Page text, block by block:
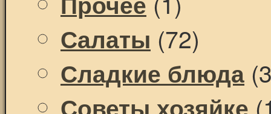
Салаты (72)
Сладкие блюда
Советы хозяйке